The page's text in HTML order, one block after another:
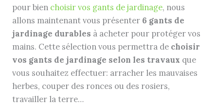
pour bien choisir vos gants de jardinage, nous
allons maintenant vous présenter 6 gants de
jardinage durables à acheter pour protéger vos
mains. Cette sélection vous permettra de choisir
vos gants de jardinage selon les travaux que
vous souhaitez effectuer: arracher les mauvaises
herbes, couper des ronces ou des rosiers,
travailler la terre…